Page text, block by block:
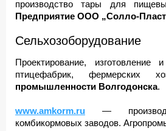
производство тары для
Предприятие ООО „Солло-
Сельхозоборудование
Проектирование,
птицефабрик, фермерских
промышленности Волгодонска.
www.amkorm.ru —
комбикормовых заводов.